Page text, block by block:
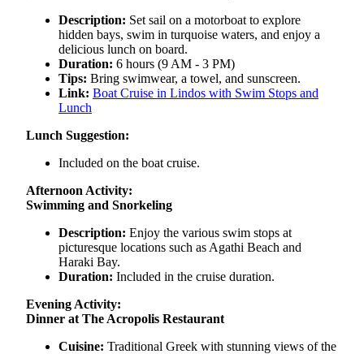
Description: Set sail on a motorboat to explore
hidden bays, swim in turquoise waters, and enjoy a
delicious lunch on board.
Duration: 6 hours (9 AM - 3 PM)
Tips: Bring swimwear, a towel, and sunscreen.
Link: Boat Cruise in Lindos with Swim Stops and
Lunch
Lunch Suggestion:
Included on the boat cruise.
Afternoon Activity:
Swimming and Snorkeling
Description: Enjoy the various swim stops at
picturesque locations such as Agathi Beach and
Haraki Bay.
Duration: Included in the cruise duration.
Evening Activity:
Dinner at The Acropolis Restaurant
Cuisine: Traditional Greek with stunning views of the